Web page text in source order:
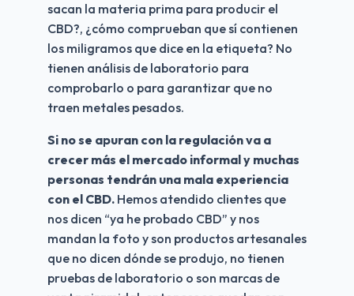
sacan la materia prima para producir el
CBD?, ¿cómo comprueban que sí contienen
los miligramos que dice en la etiqueta? No
tienen análisis de laboratorio para
comprobarlo o para garantizar que no
traen metales pesados.
Si no se apuran con la regulación va a
crecer más el mercado informal y muchas
personas tendrán una mala experiencia
con el CBD. Hemos atendido clientes que
nos dicen “ya he probado CBD” y nos
mandan la foto y son productos artesanales
que no dicen dónde se produjo, no tienen
pruebas de laboratorio o son marcas de